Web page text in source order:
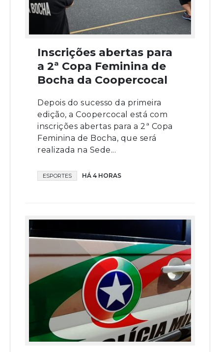
Inscrições abertas para
a 2ª Copa Feminina de
Bocha da Coopercocal
Depois do sucesso da primeira
edição, a Coopercocal está com
inscrições abertas para a 2ª Copa
Feminina de Bocha, que será
realizada na Sede...
ESPORTES HÁ 4 HORAS